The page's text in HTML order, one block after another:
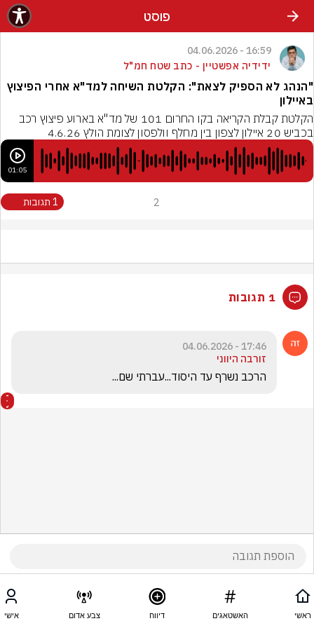
פוסט
16:59 - 04.06.2026
ידידיה אפשטיין - כתב שטח חמ"ל
"הנהג לא הספיק לצאת": הקלטת השיחה למד"א אחרי הפיצוץ
באיילון
בכביש 20 איילון לצפון בין מחלף וולפסון לצומת הולץ 4.6.26
01:05
2 1 תגובות
1 תגובות
17:46 - 04.06.2026
זורבה היווני
הרכב נשרף עד היסוד...עברתי שם...
ראשי האשטאגים דיווח צבע אדום אישי